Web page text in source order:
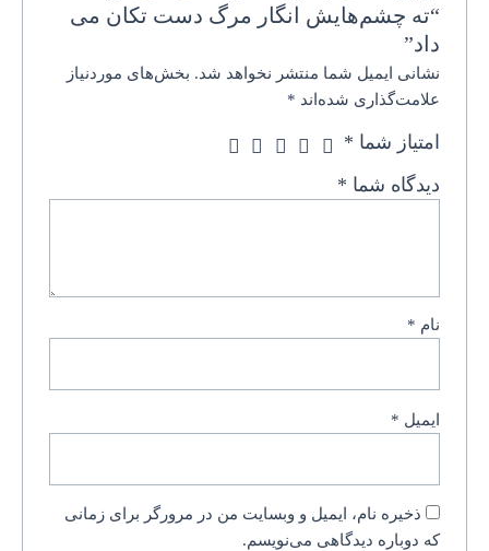
“ته چشم‌هایش انگار مرگ دست تکان می
داد”
نشانی ایمیل شما منتشر نخواهد شد. بخش‌های موردنیاز
علامت‌گذاری شده‌اند *
امتیاز شما *
دیدگاه شما *
نام *
ایمیل *
ذخیره نام، ایمیل و وبسایت من در مرورگر برای زمانی
که دوباره دیدگاهی می‌نویسم.